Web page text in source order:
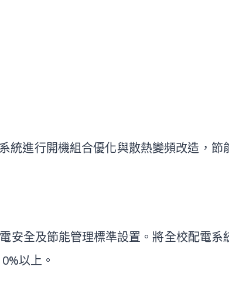
統進行開機組合優化與散熱變頻改造，節
安全及節能管理標準設置。將全校配電系
以上。